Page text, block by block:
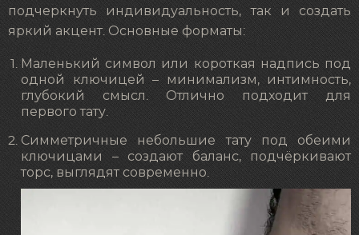
подчеркнуть индивидуальность, так и создать
яркий акцент. Основные форматы:
Маленький символ или короткая надпись под
одной ключицей – минимализм, интимность,
глубокий смысл. Отлично подходит для
первого тату.
Симметричные небольшие тату под обеими
ключицами – создают баланс, подчёркивают
торс, выглядят современно.